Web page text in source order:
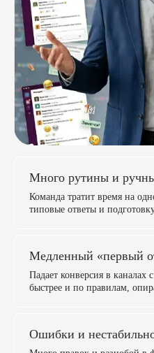
Много рутины и
Команда тратит время на
типовые ответы и
Медленный «первый
Падает конверсия в каналах
быстрее и по правилам,
Ошибки и